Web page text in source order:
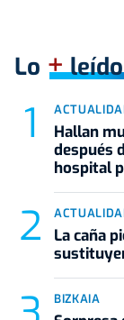
Lo +leído
Hallan
después
hospital
La caña
BIZKAIA